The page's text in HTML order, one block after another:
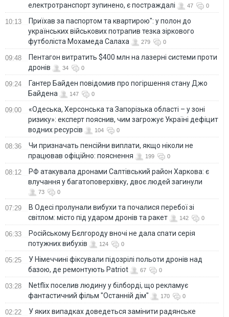
електротранспорт зупинено, є постраждалі
47 0
10:13
Приїхав за паспортом та квартирою": у полон до
українських військових потрапив тезка зіркового
футболіста Мохамеда Салаха
279 0
09:48
Пентагон витратить $400 млн на лазерні системи проти
дронів
34 0
09:24
Гантер Байден повідомив про погіршення стану Джо
Байдена
147 0
09:00
«Одеська, Херсонська та Запорізька області – у зоні
ризику»: експерт пояснив, чим загрожує Україні дефіцит
водних ресурсів
104 0
08:36
Чи призначать пенсійни виплати, якщо ніколи не
працював офіційно: пояснення
199 0
08:12
РФ атакувала дронами Салтівський район Харкова: є
влучання у багатоповерхівку, двоє людей загинули
73 0
07:29
В Одесі пролунали вибухи та почалися перебої зі
світлом: місто під ударом дронів та ракет
142 0
06:33
Російському Бєлгороду вночі не дала спати серія
потужних вибухів
124 0
05:25
У Німеччині фіксували підозрілі польоти дронів над
базою, де ремонтують Patriot
67 0
03:28
Netflix поселив людину у білборді, що рекламує
фантастичний фільм "Останній дім"
170 0
02:22 У яких випадках доведеться замінити радянське